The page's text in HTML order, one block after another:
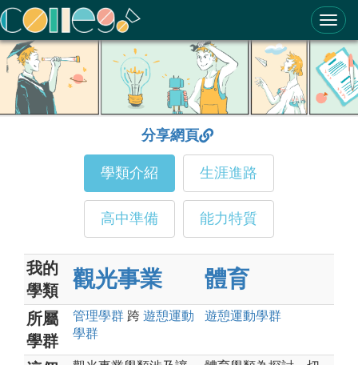
ColleGo! 大學選才與高中育才輔助系統
分享網頁
學類介紹 生涯進路
高中準備 能力特質
我的
學類
觀光事業 體育
所屬
學群
管理學群 跨 遊憩運動
學群
遊憩運動學群